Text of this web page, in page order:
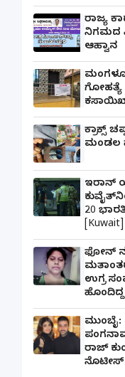
ರಾಜ್ಯ
ನಿಗಮದ
ಆಹ್ವಾನ
ಕ್ರಾಕ್ಸ್
ಮಂಡಲ
ಇರಾನ್
20
[Kuwait]
ಫೋನ್
ಉಗ್ರ
ರಾಜ್